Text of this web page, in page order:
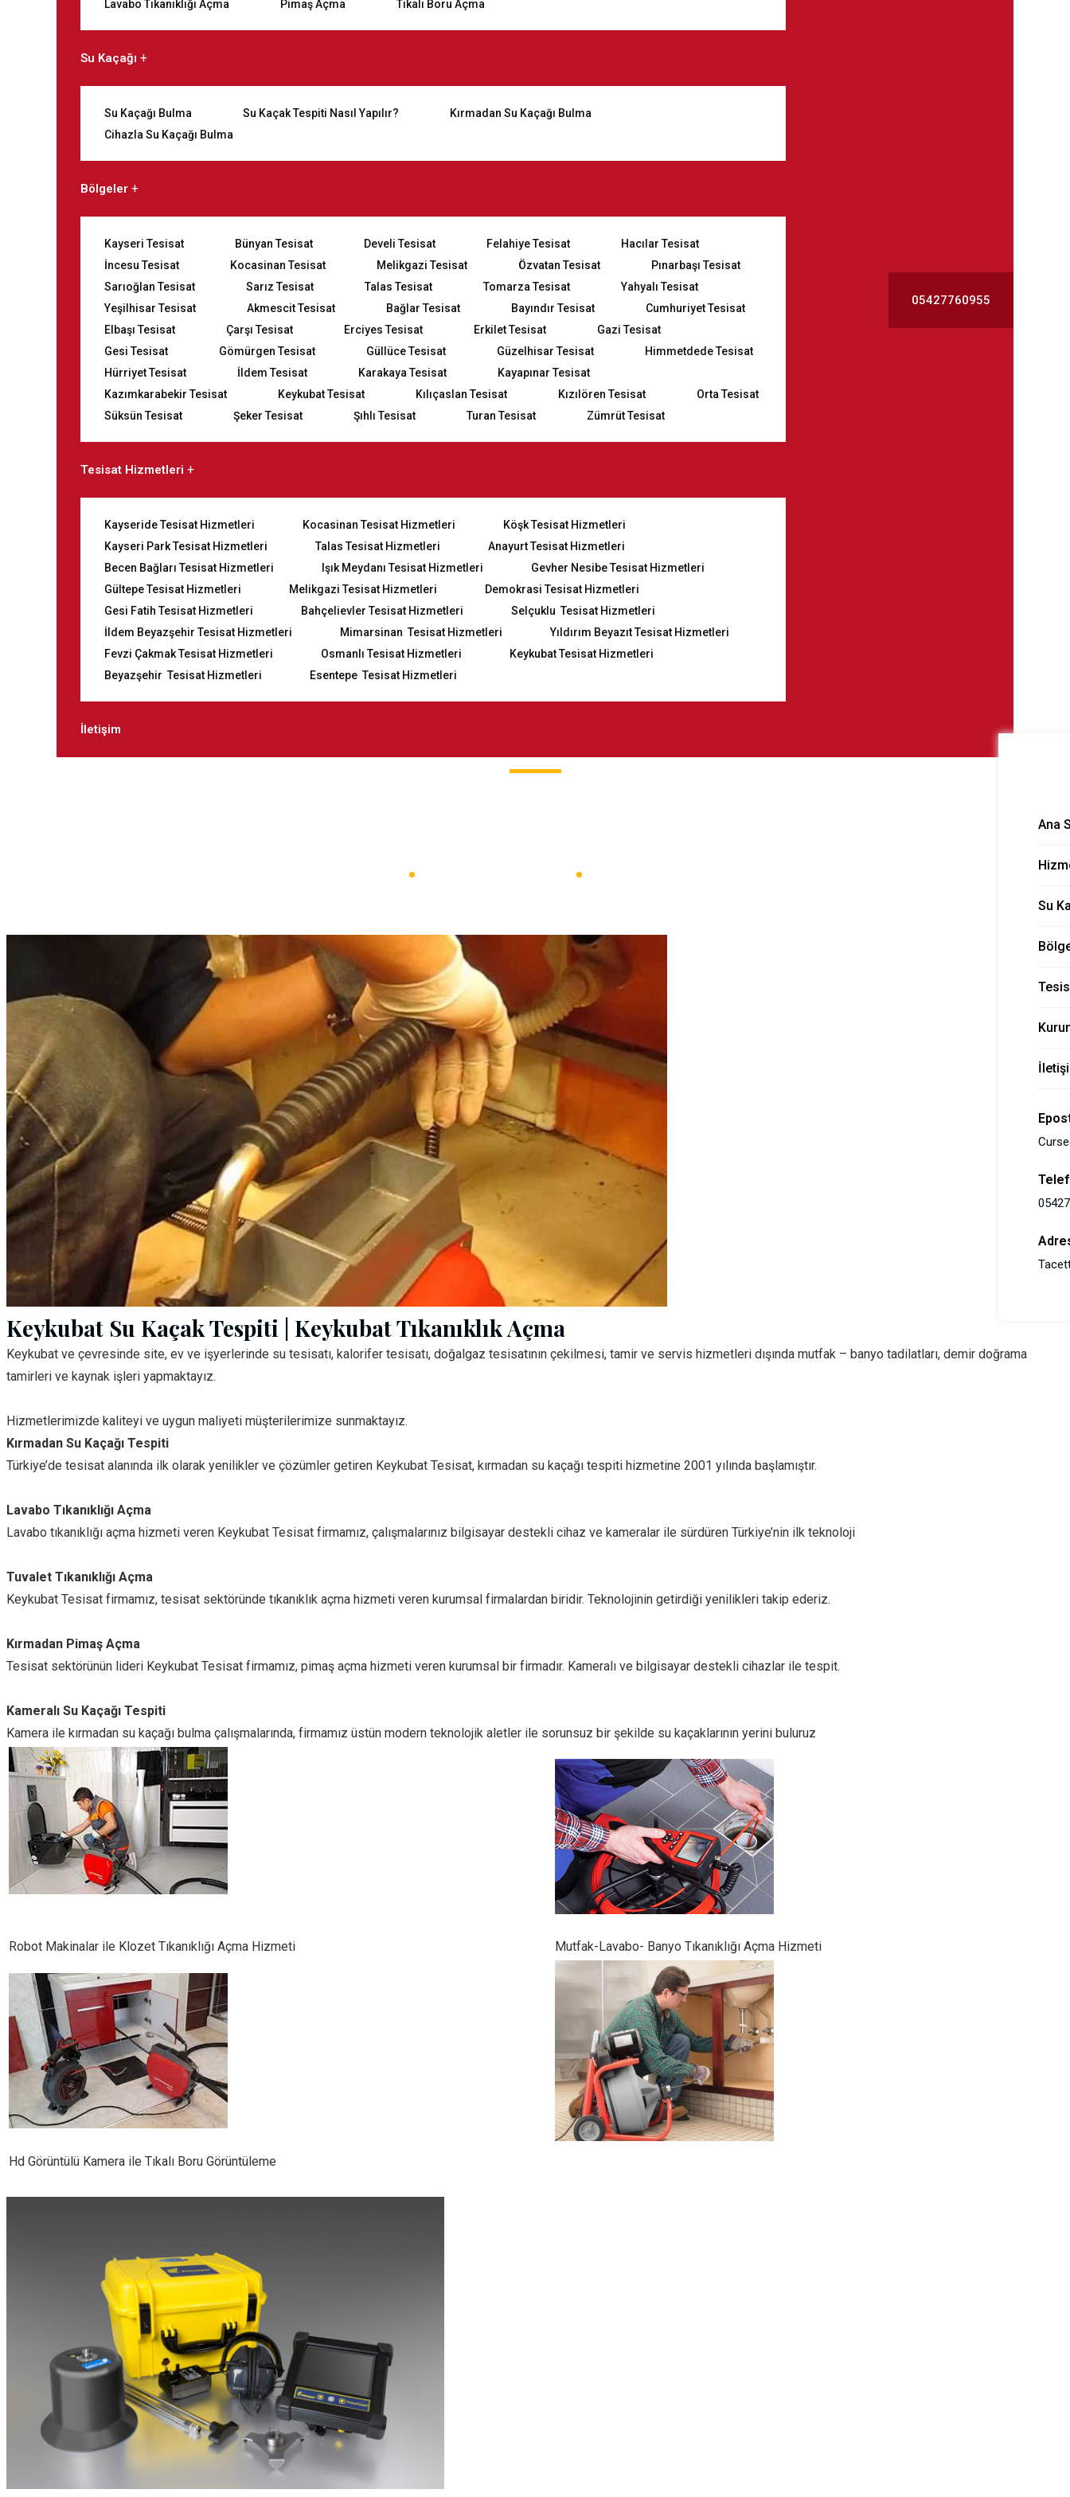
Lavabo Tıkanıklığı Açma
Pimaş Açma Tıkalı Boru Açma
Su Kaçağı
Su Kaçağı Bulma Su Kaçak Tespiti Nasıl Yapılır?
Kırmadan Su Kaçağı Bulma
Cihazla Su Kaçağı Bulma
Bölgeler
Kayseri Tesisat Bünyan Tesisat Develi Tesisat Felahiye Tesisat
Hacılar Tesisat
İncesu Tesisat
Kocasinan Tesisat Melikgazi Tesisat Özvatan Tesisat
Pınarbaşı Tesisat
Sarıoğlan Tesisat
Sarız Tesisat Talas Tesisat Tomarza Tesisat
Yahyalı Tesisat
Yeşilhisar Tesisat
Akmescit Tesisat Bağlar Tesisat Bayındır Tesisat
Cumhuriyet Tesisat
Elbaşı Tesisat
Çarşı Tesisat Erciyes Tesisat Erkilet Tesisat
Gazi Tesisat
Gesi Tesisat
Gömürgen Tesisat Güllüce Tesisat Güzelhisar Tesisat
Himmetdede Tesisat
Hürriyet Tesisat
İldem Tesisat Karakaya Tesisat
Kayapınar Tesisat
Kazımkarabekir Tesisat
Keykubat Tesisat Kılıçaslan Tesisat Kızılören Tesisat
Orta Tesisat
Süksün Tesisat
Şeker Tesisat Şıhlı Tesisat Turan Tesisat Zümrüt Tesisat
Tesisat Hizmetleri
Kayseride Tesisat Hizmetleri Kocasinan Tesisat Hizmetleri
Köşk Tesisat Hizmetleri
Kayseri Park Tesisat Hizmetleri
Talas Tesisat Hizmetleri
Anayurt Tesisat Hizmetleri
Becen Bağları Tesisat Hizmetleri
Işık Meydanı Tesisat Hizmetleri
Gevher Nesibe Tesisat Hizmetleri
Gültepe Tesisat Hizmetleri
Melikgazi Tesisat Hizmetleri
Demokrasi Tesisat Hizmetleri
Gesi Fatih Tesisat Hizmetleri
Bahçelievler Tesisat Hizmetleri
Selçuklu Tesisat Hizmetleri
İldem Beyazşehir Tesisat Hizmetleri
Mimarsinan Tesisat Hizmetleri
Yıldırım Beyazıt Tesisat Hizmetleri
Fevzi Çakmak Tesisat Hizmetleri
Osmanlı Tesisat Hizmetleri
Keykubat Tesisat Hizmetleri
Beyazşehir Tesisat Hizmetleri
Esentepe Tesisat Hizmetleri
İletişim
05427760955
Ana
Su
Keykubat Su Kaçak Tespiti | Keykubat Tıkanıklık Açma
Keykubat ve çevresinde site, ev ve işyerlerinde su tesisatı, kalorifer tesisatı, doğalgaz tesisatının çekilmesi, tamir ve servis hizmetleri dışında mutfak – banyo tadilatları, demir doğrama
tamirleri ve kaynak işleri yapmaktayız.
Hizmetlerimizde kaliteyi ve uygun maliyeti müşterilerimize sunmaktayız.
Kırmadan Su Kaçağı Tespiti
Türkiye’de tesisat alanında ilk olarak yenilikler ve çözümler getiren Keykubat Tesisat, kırmadan su kaçağı tespiti hizmetine 2001 yılında başlamıştır.
Lavabo Tıkanıklığı Açma
Lavabo tıkanıklığı açma hizmeti veren Keykubat Tesisat firmamız, çalışmalarınız bilgisayar destekli cihaz ve kameralar ile sürdüren Türkiye’nin ilk teknoloji
Tuvalet Tıkanıklığı Açma
Keykubat Tesisat firmamız, tesisat sektöründe tıkanıklık açma hizmeti veren kurumsal firmalardan biridir. Teknolojinin getirdiği yenilikleri takip ederiz.
Kırmadan Pimaş Açma
Tesisat sektörünün lideri Keykubat Tesisat firmamız, pimaş açma hizmeti veren kurumsal bir firmadır. Kameralı ve bilgisayar destekli cihazlar ile tespit.
Kameralı Su Kaçağı Tespiti
Kamera ile kırmadan su kaçağı bulma çalışmalarında, firmamız üstün modern teknolojik aletler ile sorunsuz bir şekilde su kaçaklarının yerini buluruz
Robot Makinalar ile Klozet Tıkanıklığı Açma Hizmeti Mutfak-Lavabo- Banyo Tıkanıklığı Açma Hizmeti
Hd Görüntülü Kamera ile Tıkalı Boru Görüntüleme